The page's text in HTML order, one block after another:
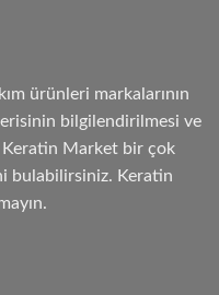
ürünleri markalarının
bilgilendirilmesi ve
Keratin Market bir çok
bulabilirsiniz. Keratin